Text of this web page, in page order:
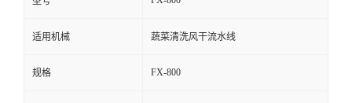
适用机械 蔬菜清洗风干流水线
规格 FX-800